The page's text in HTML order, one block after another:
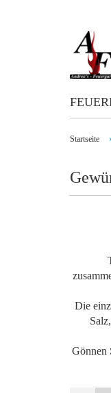
Startseite
Die
Gönnen